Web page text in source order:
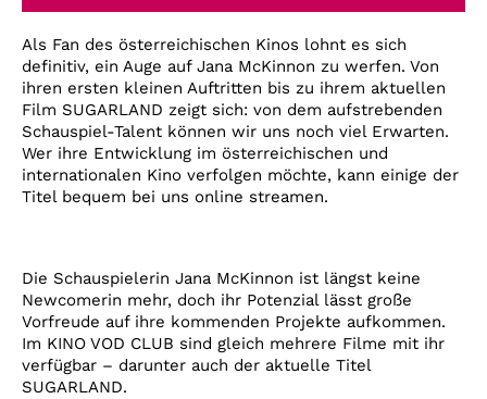
Account
Suche
Als Fan des österreichischen Kinos lohnt es sich
definitiv, ein Auge auf Jana McKinnon zu werfen. Von
ihren ersten kleinen Auftritten bis zu ihrem aktuellen
Film SUGARLAND zeigt sich: von dem aufstrebenden
Schauspiel-Talent können wir uns noch viel Erwarten.
Wer ihre Entwicklung im österreichischen und
internationalen Kino verfolgen möchte, kann einige der
Titel bequem bei uns online streamen.
Die Schauspielerin Jana McKinnon ist längst keine
Newcomerin mehr, doch ihr Potenzial lässt große
Vorfreude auf ihre kommenden Projekte aufkommen.
Im KINO VOD CLUB sind gleich mehrere Filme mit ihr
verfügbar – darunter auch der aktuelle Titel
SUGARLAND.